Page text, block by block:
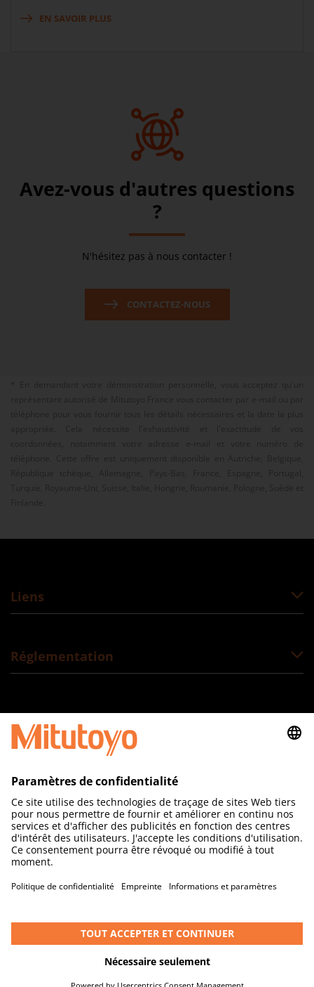
EN SAVOIR PLUS
Avez-vous d'autres questions
?
N'hésitez pas à nous contacter !
CONTACTEZ-NOUS
Liens
Réglementation
Suivez-nous
MITUTOYO France
Paris Nord 2
123 rue de la Belle Etoile
BP 59267 ROISSY EN FRANCE
Copyright © 2024 Mitutoyo. Tous droits réservés.